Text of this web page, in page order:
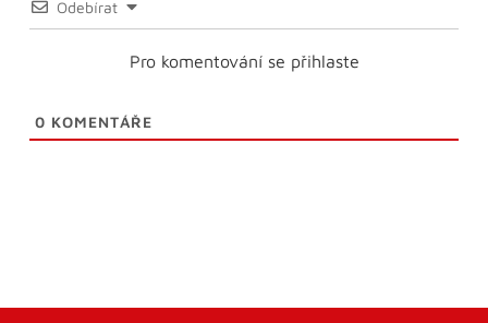
Odebírat
Pro komentování se přihlaste
0 KOMENTÁŘE